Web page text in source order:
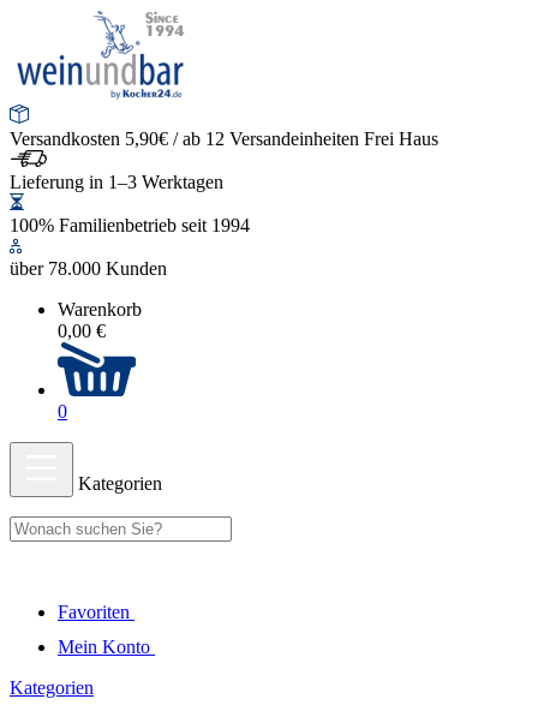
Versandkosten 5,90€ / ab 12 Versandeinheiten Frei Haus
Lieferung in 1–3 Werktagen
100% Familienbetrieb seit 1994
über 78.000 Kunden
Warenkorb
0,00 €
0
Kategorien
Favoriten
Mein Konto
Kategorien